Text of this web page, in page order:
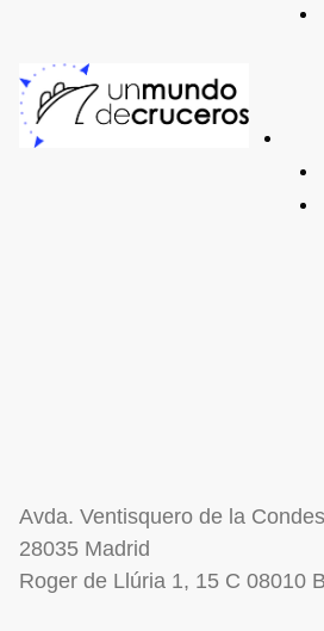
Avda. Ventisquero de la
28035 Madrid
Roger de Llúria 1, 15 C 08010